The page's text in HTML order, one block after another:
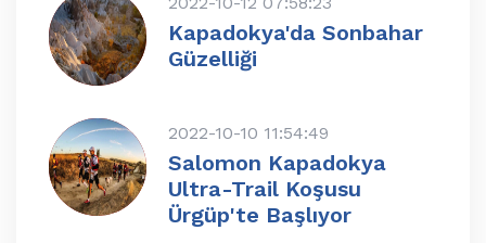
Kapadokya'da Sonbahar
Güzelliği
2022-10-10 11:54:49
Salomon Kapadokya
Ultra-Trail Koşusu
Ürgüp'te Başlıyor